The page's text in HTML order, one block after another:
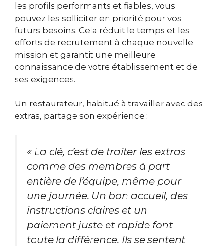
les profils performants et fiables, vous
pouvez les solliciter en priorité pour vos
futurs besoins. Cela réduit le temps et les
efforts de recrutement à chaque nouvelle
mission et garantit une meilleure
connaissance de votre établissement et de
ses exigences.
Un restaurateur, habitué à travailler avec des
extras, partage son expérience :
« La clé, c’est de traiter les extras
comme des membres à part
entière de l’équipe, même pour
une journée. Un bon accueil, des
instructions claires et un
paiement juste et rapide font
toute la différence. Ils se sentent